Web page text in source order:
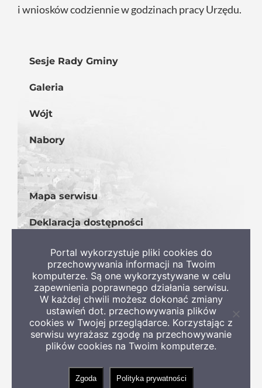
i wniosków codziennie w godzinach pracy Urzędu.
Sesje Rady Gminy
Galeria
Wójt
Nabory
Mapa serwisu
Deklaracja dostępności
Copyright 2022 Gmina Szczaniec
Portal wykorzystuje pliki cookies do
przechowywania informacji na Twoim
komputerze. Są one wykorzystywane w celu
zapewnienia poprawnego działania serwisu.
W każdej chwili możesz dokonać zmiany
ustawień dot. przechowywania plików
cookies w Twojej przeglądarce. Korzystając z
serwisu wyrażasz zgodę na przechowywanie
plików cookies na Twoim komputerze.
Zgoda Polityka prywatności